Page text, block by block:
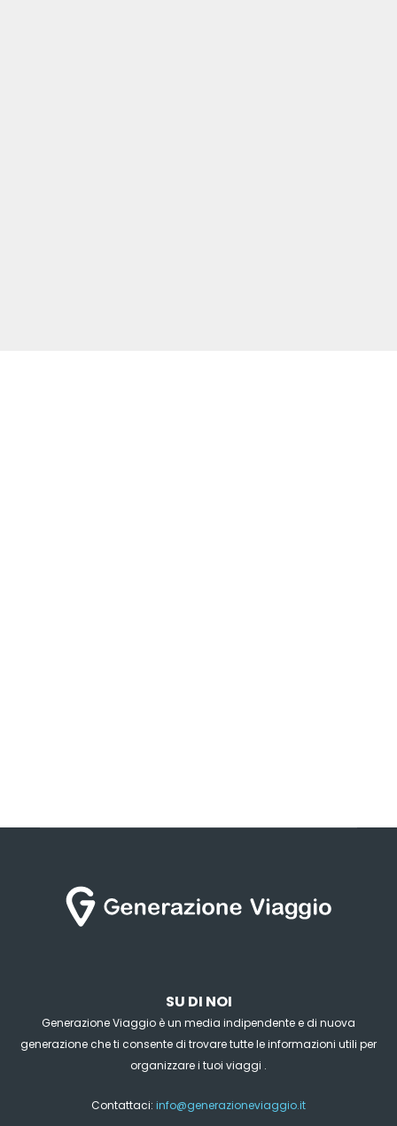
SU DI NOI
Generazione Viaggio è un media indipendente e di nuova
generazione che ti consente di trovare tutte le informazioni utili per
organizzare i tuoi viaggi .
Contattaci: info@generazioneviaggio.it